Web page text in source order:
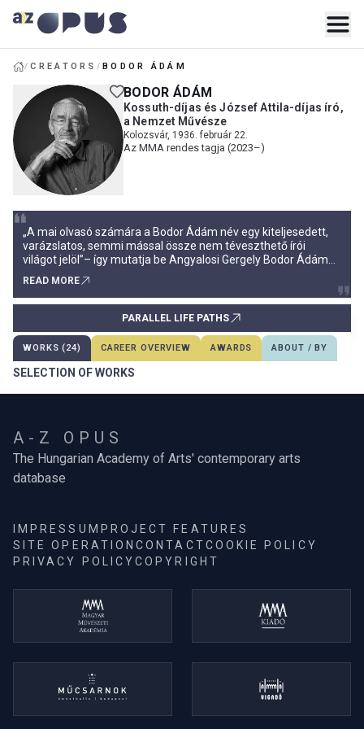
/CREATORS /BODOR ÁDÁM
BODOR ÁDÁM
Kossuth-díjas és József Attila-díjas író,
a Nemzet Művésze
Kolozsvár, 1936. február 22.
Az MMA rendes tagja (2023–)
„A mai olvasó számára a Bodor Ádám név egy kiteljesedett,
varázslatos, semmi mással össze nem téveszthető írói
világot jelöl”– így mutatja be Angyalosi Gergely Bodor Ádám
magyar irodalomban. Ő az, aki „csöndben lett nagyíró”, akinek
hajthatatlan szigora a csend beiktatásával írni.”Ő a krónikás,
aki csak a legszükségesebbet mondja ki, talán mert
fölénye”
READ MORE
PARALLEL LIFE PATHS
WORKS (24) CAREER OVERVIEW AWARDS ABOUT / BY
SELECTION OF WORKS
A-Z OPUS
The Hungarian Academy of Arts' contemporary arts
database
IMPRESSUM PROJECT FEATURES
SITE OPERATIONCONTACTCOOKIE POLICY
PRIVACY POLICYCOPYRIGHT